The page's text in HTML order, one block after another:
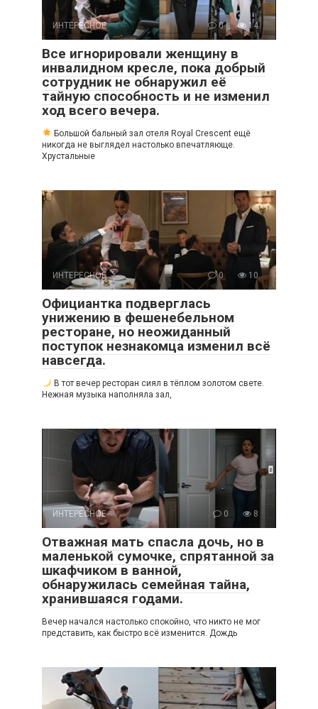
ИНТЕРЕСНОЕ 0 14
Все игнорировали женщину в
инвалидном кресле, пока добрый
сотрудник не обнаружил её
тайную способность и не изменил
ход всего вечера.
Большой бальный зал отеля Royal Crescent ещё
никогда не выглядел настолько впечатляюще.
Хрустальные
ИНТЕРЕСНОЕ 0 10
Официантка подверглась
унижению в фешенебельном
ресторане, но неожиданный
поступок незнакомца изменил всё
навсегда.
В тот вечер ресторан сиял в тёплом золотом свете.
Нежная музыка наполняла зал,
ИНТЕРЕСНОЕ 0 8
Отважная мать спасла дочь, но в
маленькой сумочке, спрятанной за
шкафчиком в ванной,
обнаружилась семейная тайна,
хранившаяся годами.
Вечер начался настолько спокойно, что никто не мог
представить, как быстро всё изменится. Дождь